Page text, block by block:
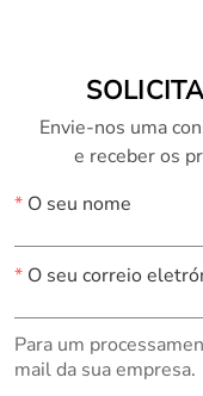
Envie-nos uma
e receber os
*O seu nome
*O seu correio
Para um
mail da sua empresa.